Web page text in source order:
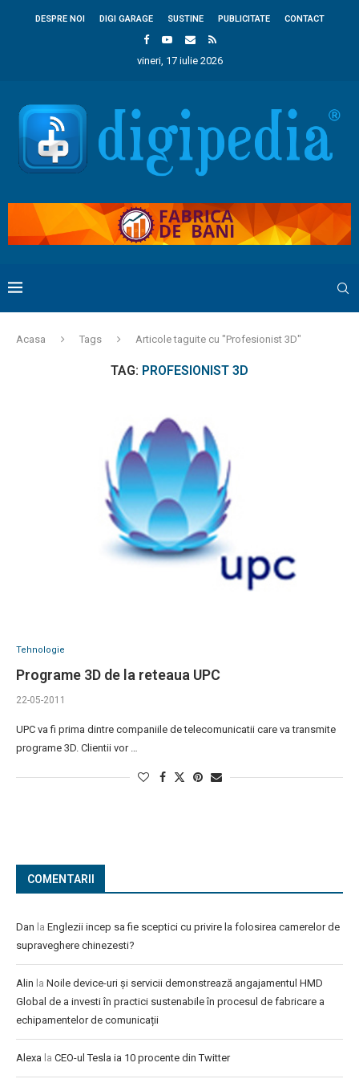
DESPRE NOI DIGI GARAGE SUSTINE PUBLICITATE CONTACT
vineri, 17 iulie 2026
Acasa Tags Articole taguite cu "Profesionist 3D"
TAG: PROFESIONIST 3D
Tehnologie
Programe 3D de la reteaua UPC
22-05-2011
UPC va fi prima dintre companiile de telecomunicatii care va transmite
programe 3D. Clientii vor …
COMENTARII
Dan la Englezii incep sa fie sceptici cu privire la folosirea camerelor de
supraveghere chinezesti?
Alin la Noile device-uri și servicii demonstrează angajamentul HMD
Global de a investi în practici sustenabile în procesul de fabricare a
echipamentelor de comunicații
Alexa la CEO-ul Tesla ia 10 procente din Twitter